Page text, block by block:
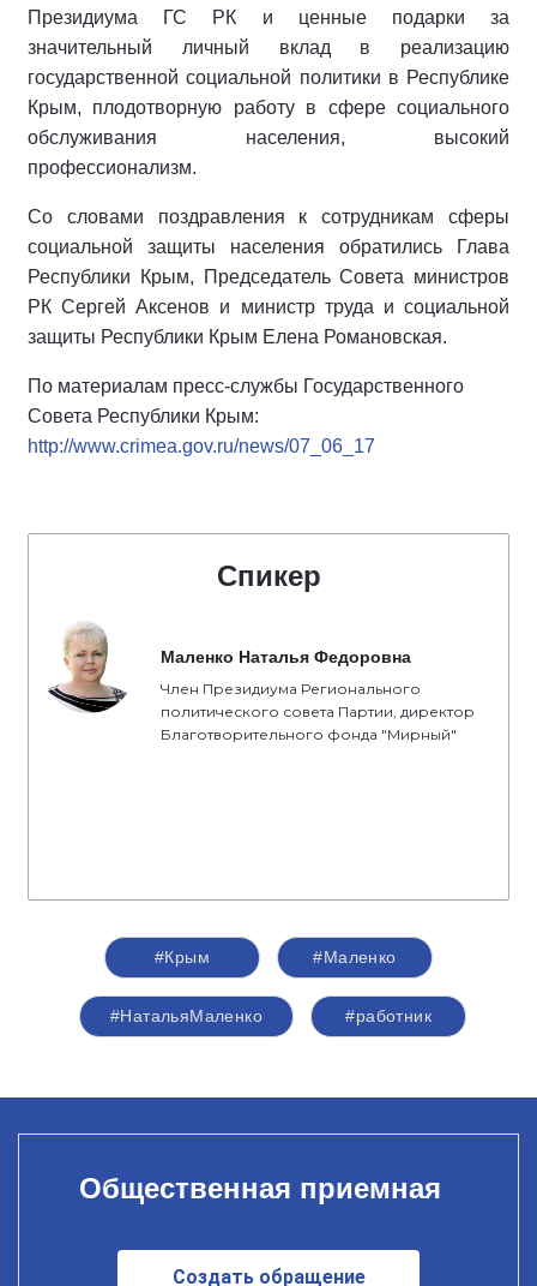
Президиума ГС РК и ценные подарки за
значительный личный вклад в реализацию
государственной социальной политики в Республике
Крым, плодотворную работу в сфере социального
обслуживания населения, высокий
профессионализм.
Со словами поздравления к сотрудникам сферы
социальной защиты населения обратились Глава
Республики Крым, Председатель Совета министров
РК Сергей Аксенов и министр труда и социальной
защиты Республики Крым Елена Романовская.
По материалам пресс-службы Государственного
Совета Республики Крым:
http://www.crimea.gov.ru/news/07_06_17
Спикер
Маленко Наталья Федоровна
Член Президиума Регионального
политического совета Партии, директор
Благотворительного фонда "Мирный"
#Крым #Маленко
#НатальяМаленко #работник
Общественная приемная
Создать обращение